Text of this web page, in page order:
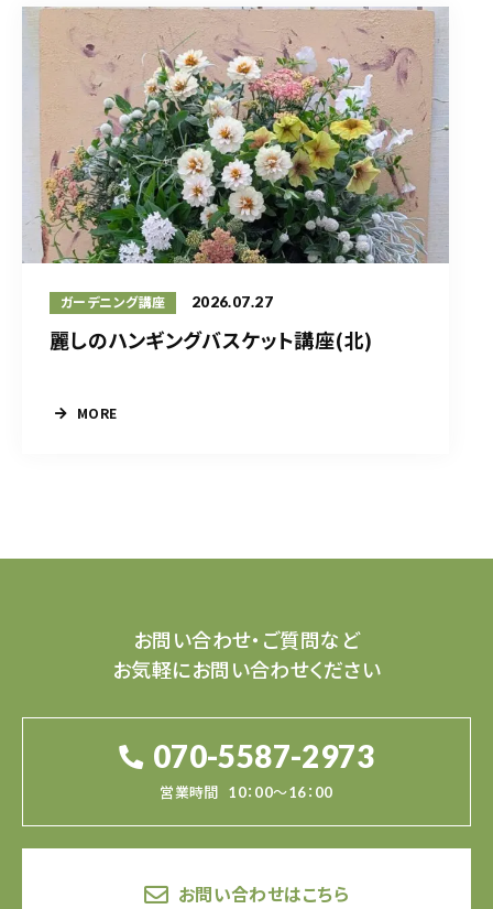
ガーデニング講座 2026.07.27
麗しのハンギングバスケット講座(北)
MORE
お問い合わせ・ご質問など
お気軽にお問い合わせください
070-5587-2973
営業時間 10：00～16：00
お問い合わせはこちら